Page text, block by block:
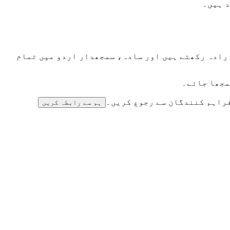
ہیں۔
رکھتے ہیں اور سادہ، سمجھدار اردو میں تمام
جائے۔
کنندگان سے رجوع کریں۔
ہم سے رابطہ کریں